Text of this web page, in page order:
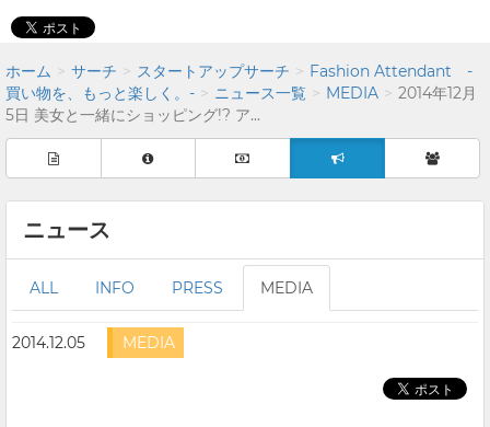
ホーム サーチ スタートアップサーチ
Fashion Attendant -
買い物を、もっと楽しく。-
ニュース一覧 MEDIA
2014年12月
5日 美女と一緒にショッピング!? ア...
ニュース
ALL INFO PRESS MEDIA
2014.12.05 MEDIA